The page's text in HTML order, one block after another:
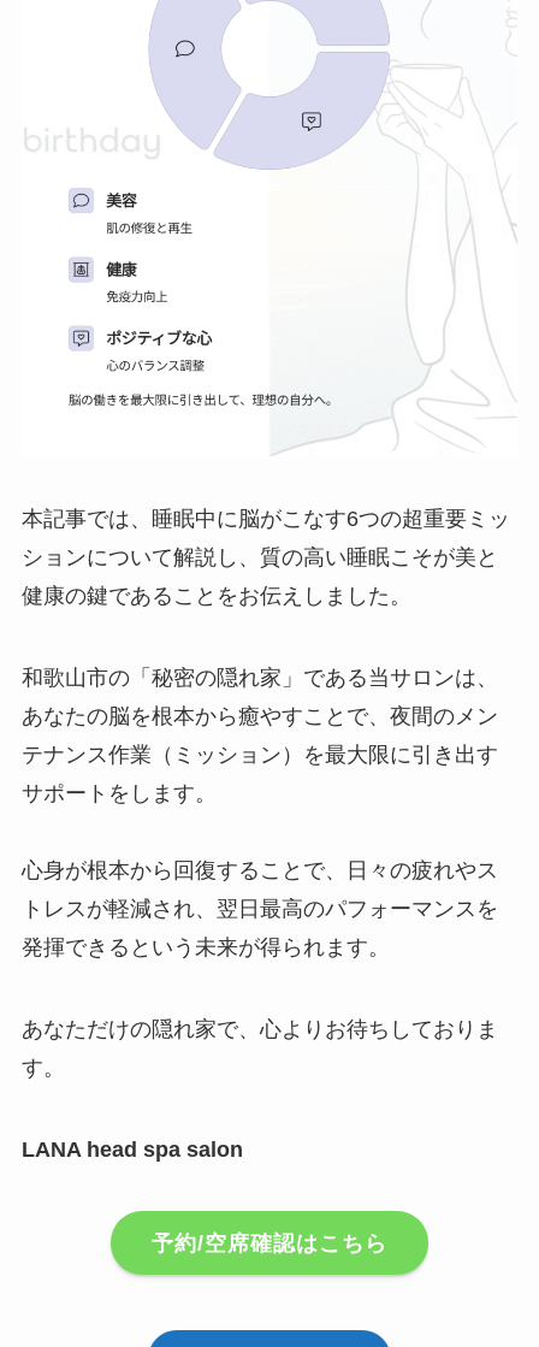
本記事では、睡眠中に脳がこなす6つの超重要ミッ
ションについて解説し、質の高い睡眠こそが美と
健康の鍵であることをお伝えしました。
和歌山市の「秘密の隠れ家」である当サロンは、
あなたの脳を根本から癒やすことで、夜間のメン
テナンス作業（ミッション）を最大限に引き出す
サポートをします。
心身が根本から回復することで、日々の疲れやス
トレスが軽減され、翌日最高のパフォーマンスを
発揮できるという未来が得られます。
あなただけの隠れ家で、心よりお待ちしておりま
す。
LANA head spa salon
予約/空席確認はこちら